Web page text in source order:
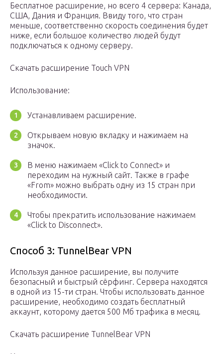
Бесплатное расширение, но всего 4 сервера: Канада,
США, Дания и Франция. Ввиду того, что стран
меньше, соответственно скорость соединения будет
ниже, если большое количество людей будут
подключаться к одному серверу.
Скачать расширение Touch VPN
Использование:
Устанавливаем расширение.
Открываем новую вкладку и нажимаем на
значок.
В меню нажимаем «Click to Connect» и
переходим на нужный сайт. Также в графе
«From» можно выбрать одну из 15 стран при
необходимости.
Чтобы прекратить использование нажимаем
«Click to Disconnect».
Способ 3: TunnelBear VPN
Используя данное расширение, вы получите
безопасный и быстрый сёрфинг. Сервера находятся
в одной из 15-ти стран. Чтобы использовать данное
расширение, необходимо создать бесплатный
аккаунт, которому дается 500 Мб трафика в месяц.
Скачать расширение TunnelBear VPN